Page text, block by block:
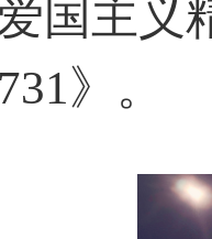
国主义
731》。